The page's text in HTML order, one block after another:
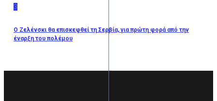
3
Ο Ζελένσκι θα επισκεφθεί τη Σερβία, για πρώτη φορά από την
έναρξη του πολέμου